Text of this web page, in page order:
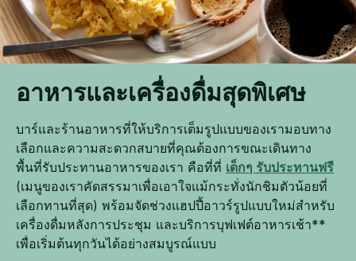
อาหารและเครื่องดื่มสุดพิเศษ
บาร์และร้านอาหารที่ให้บริการเต็มรูปแบบของเรามอบทาง
เลือกและความสะดวกสบายที่คุณต้องการขณะเดินทาง
พื้นที่รับประทานอาหารของเรา คือที่ที่ เด็กๆ รับประทานฟรี
(เมนูของเราคัดสรรมาเพื่อเอาใจแม้กระทั่งนักชิมตัวน้อยที่
เลือกทานที่สุด) พร้อมจัดช่วงแฮปปี้อาวร์รูปแบบใหม่สำหรับ
เครื่องดื่มหลังการประชุม และบริการบุฟเฟต์อาหารเช้า**
เพื่อเริ่มต้นทุกวันได้อย่างสมบูรณ์แบบ